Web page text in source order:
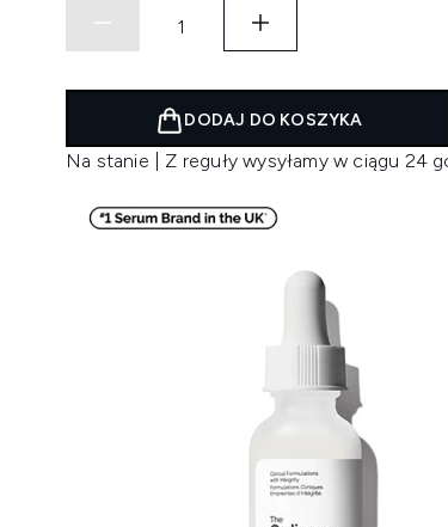
DODAJ DO KOSZYKA
Na stanie | Z reguły wysyłamy w ciągu 24